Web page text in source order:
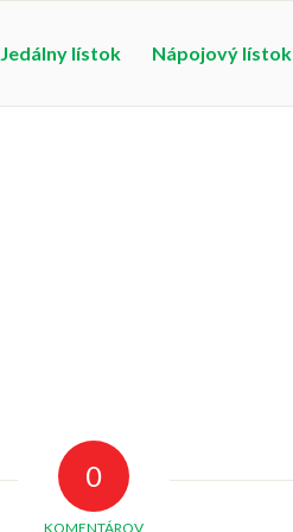
Jedálny lístok Nápojový lístok
0
KOMENTÁROV